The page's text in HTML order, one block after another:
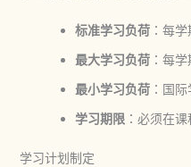
标准学习负荷：每学
最大学习负荷：每学
最小学习负荷：国际
学习期限：必须在课
学习计划制定